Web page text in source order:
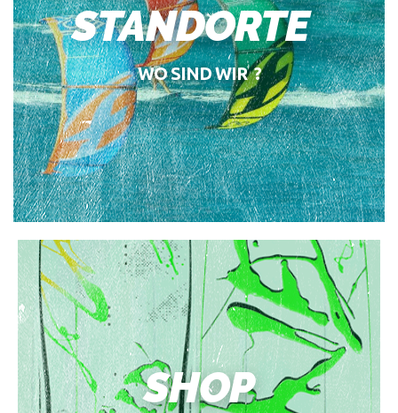
STANDORTE
WO SIND WIR ?
SHOP